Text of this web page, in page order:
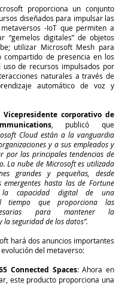
proporciona un conjunto
diseñados para impulsar las
-IoT que permiten a
“gemelos digitales” de objetos
utilizar Microsoft Mesh para
compartido de presencia en los
uso de recursos impulsados por
naturales a través de
automático de voz y
Vicepresidente corporativo de
, publicó que
Cloud están a la vanguardia
y a sus empleados y
por las principales tendencias de
La nube de Microsoft es utilizada
grandes y pequeñas, desde
emergentes hasta las de Fortune
la capacidad digital de una
tiempo que proporciona las
para mantener la
la seguridad de los datos”.
hará dos anuncios importantes
del metaverso:
Connected Spaces: Ahora en
este producto proporciona una